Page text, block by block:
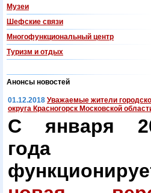
Музеи
Шефские связи
Многофункциональный центр
Туризм и отдых
Анонсы новостей
01.12.2018 Уважаемые жители
округа Красногорск Московской
С января
года